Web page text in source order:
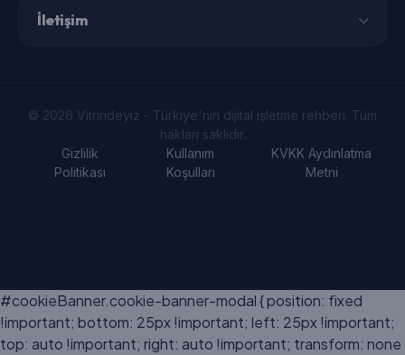
İletişim
© 2026 Vitrindeyiz - Türkiye'nin dijital işletme rehberi. Tüm
hakları saklıdır.
Gizlilik
Politikası
Kullanım
Koşulları
KVKK Aydınlatma
Metni
#cookieBanner.cookie-banner-modal { position: fixed
!important; bottom: 25px !important; left: 25px !important;
top: auto !important; right: auto !important; transform: none